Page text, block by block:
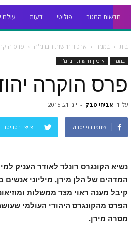
חדשות המגזר פוליטי דעות עולם
בית במגזר ארכיון חדשות הברנז'ה פרס
במגזר ארכיון חדשות הברנז'ה
פרס הוקרה
על ידי אביחי טבק - יוני 21, 2015
שתפו בפייסבוק צייצו בטוויטר
נשיא הקונגרס רונלד לאודר העניק
המדהים של הלן מירן, מיליוני
קיבל מענה ראוי מצד ממשלות
הפרס מהקונגרס היהודי העולמי
מסרה מירן.